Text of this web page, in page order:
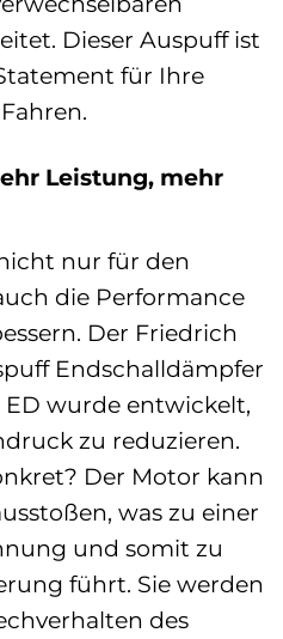
Dieser Auspuff ist
für Ihre
Leistung, mehr
nur für den
die Performance
Der Friedrich
Endschalldämpfer
ED wurde entwickelt,
zu reduzieren.
Der Motor kann
was zu einer
und somit zu
führt. Sie werden
des